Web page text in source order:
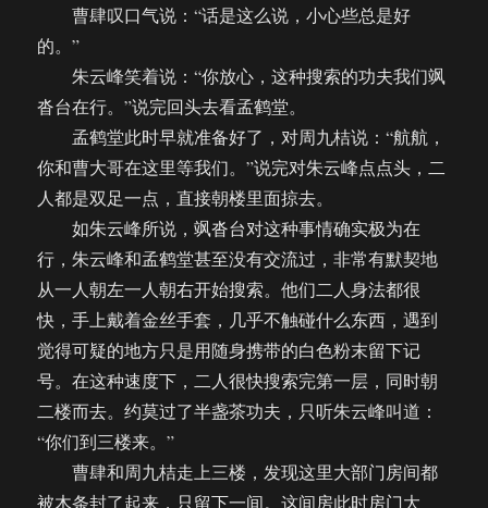
曹肆叹口气说：“话是这么说，小心些总是好
的。”
朱云峰笑着说：“你放心，这种搜索的功夫我们飒
沓台在行。”说完回头去看孟鹤堂。
孟鹤堂此时早就准备好了，对周九桔说：“航航，
你和曹大哥在这里等我们。”说完对朱云峰点点头，二
人都是双足一点，直接朝楼里面掠去。
如朱云峰所说，飒沓台对这种事情确实极为在
行，朱云峰和孟鹤堂甚至没有交流过，非常有默契地
从一人朝左一人朝右开始搜索。他们二人身法都很
快，手上戴着金丝手套，几乎不触碰什么东西，遇到
觉得可疑的地方只是用随身携带的白色粉末留下记
号。在这种速度下，二人很快搜索完第一层，同时朝
二楼而去。约莫过了半盏茶功夫，只听朱云峰叫道：
“你们到三楼来。”
曹肆和周九桔走上三楼，发现这里大部门房间都
被木条封了起来，只留下一间。这间房此时房门大